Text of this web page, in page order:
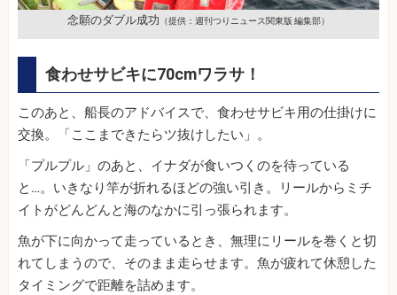
念願のダブル成功 （提供：週刊つりニュース関東版 編集部）
食わせサビキに70cmワラサ！
このあと、船長のアドバイスで、食わせサビキ用の仕掛けに
交換。「ここまできたらツ抜けしたい」。
「プルプル」のあと、イナダが食いつくのを待っている
と…。いきなり竿が折れるほどの強い引き。リールからミチ
イトがどんどんと海のなかに引っ張られます。
魚が下に向かって走っているとき、無理にリールを巻くと切
れてしまうので、そのまま走らせます。魚が疲れて休憩した
タイミングで距離を詰めます。